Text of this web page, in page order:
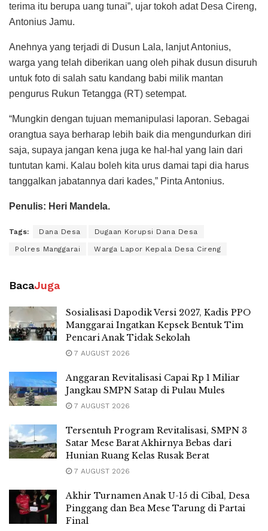
terima itu berupa uang tunai”, ujar tokoh adat Desa Cireng,
Antonius Jamu.
Anehnya yang terjadi di Dusun Lala, lanjut Antonius,
warga yang telah diberikan uang oleh pihak dusun disuruh
untuk foto di salah satu kandang babi milik mantan
pengurus Rukun Tetangga (RT) setempat.
“Mungkin dengan tujuan memanipulasi laporan. Sebagai
orangtua saya berharap lebih baik dia mengundurkan diri
saja, supaya jangan kena juga ke hal-hal yang lain dari
tuntutan kami. Kalau boleh kita urus damai tapi dia harus
tanggalkan jabatannya dari kades,” Pinta Antonius.
Penulis: Heri Mandela.
Tags: Dana Desa Dugaan Korupsi Dana Desa
Polres Manggarai Warga Lapor Kepala Desa Cireng
BacaJuga
Sosialisasi Dapodik Versi 2027, Kadis PPO
Manggarai Ingatkan Kepsek Bentuk Tim
Pencari Anak Tidak Sekolah
7 AUGUST 2026
Anggaran Revitalisasi Capai Rp 1 Miliar
Jangkau SMPN Satap di Pulau Mules
7 AUGUST 2026
Tersentuh Program Revitalisasi, SMPN 3
Satar Mese Barat Akhirnya Bebas dari
Hunian Ruang Kelas Rusak Berat
7 AUGUST 2026
Akhir Turnamen Anak U-15 di Cibal, Desa
Pinggang dan Bea Mese Tarung di Partai
Final